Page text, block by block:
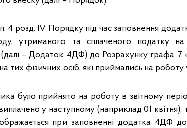
п. 4 розд. IV Порядку під час заповнення
утриманого та сплаченого податку
(далі – Додаток 4ДФ) до Розрахунку графа 7
тих фізичних осіб, які приймались на роботу
було прийнято на роботу в звітному
у наступному (наприклад 01
при заповненні додатка 4ДФ